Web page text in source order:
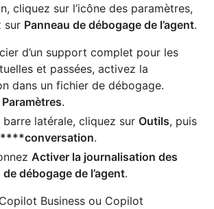
cliquez sur l’icône des paramètres,
sur Panneau de débogage de l’agent.
d’un support complet pour les
et passées, activez la
dans un fichier de débogage.
Paramètres.
barre latérale, cliquez sur Outils, puis
.
Activer la journalisation des
débogage de l’agent.
Business ou Copilot